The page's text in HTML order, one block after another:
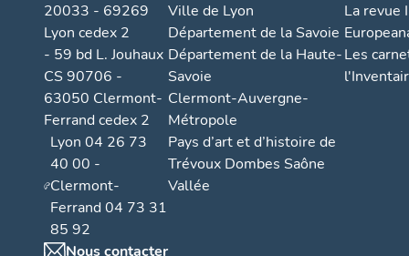
20033 - 69269
Lyon cedex 2
- 59 bd L. Jouhaux
CS 90706 -
63050 Clermont-
Ferrand cedex 2
Lyon 04 26 73
40 00 -
Clermont-
Ferrand 04 73 31
85 92
Nous contacter
Ville de Lyon
Département de la Savoie
Département de la Haute-
Savoie
Clermont-Auvergne-
Métropole
Pays d’art et d’histoire de
Trévoux Dombes Saône
Vallée
La revue
Les